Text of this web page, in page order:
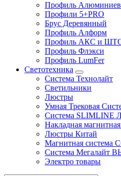
Профиль
Профили 5+PRO
Брус Деревянный
Профиль Алформ
Профиль АКС и
Профиль Флэкси
Профиль LumFer
Светотехника
Система Технолайт
Светильники
Люстры
Умная Трековая
Система SLIMLINE
Накладная
Люстры Китай
Магнитная система
Система
Электро товары